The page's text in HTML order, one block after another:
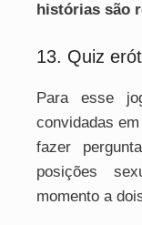
histórias são
13. Quiz
Para esse
convidadas
fazer
posições
momento a